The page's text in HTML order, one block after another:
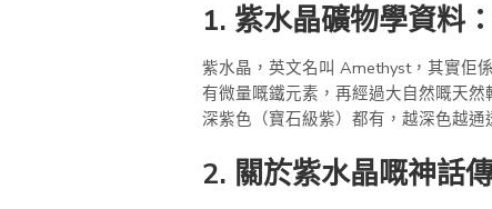
1. 紫水晶礦物學資料
紫水晶，英文名叫 Amethyst，其實佢
有微量嘅鐵元素，再經過大自然嘅天
深紫色（寶石級紫）都有，越深色越通
2. 關於紫水晶嘅神話